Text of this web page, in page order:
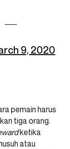
9, 2020
pemain harus
tiga orang.
ketika
atau